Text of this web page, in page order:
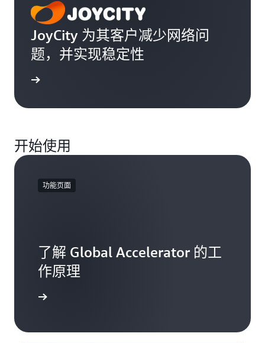
JoyCity 为其客户减少网络问
题，并实现稳定性
开始使用
功能页面
了解 Global Accelerator 的工
作原理